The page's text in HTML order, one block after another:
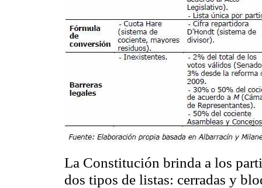
La Constitución brinda a los
dos tipos de listas: cerradas y